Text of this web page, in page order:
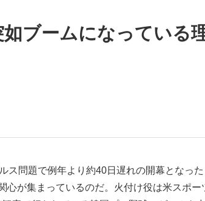
聞... 「クマが悪者扱いされてい
保一監督...
もっと見る
ブームになっている
問題で例年より約40日遅れの開幕となった
心が集まっているのだ。火付け役は米スポー